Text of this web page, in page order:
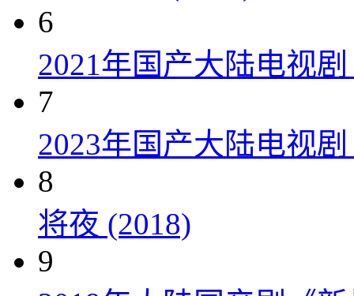
6
2021年国产大陆电视
7
2023年国产大陆电视
8
将夜 (2018)
9